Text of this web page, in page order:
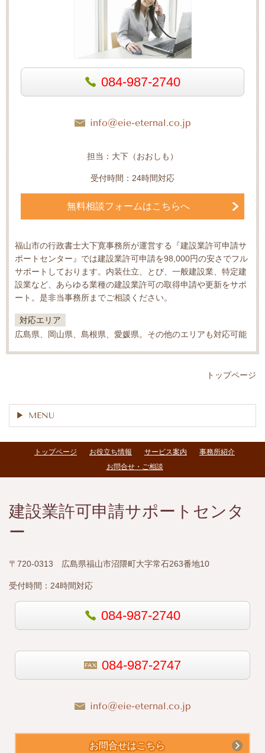
084-987-2740
info@eie-eternal.co.jp
担当：大下（おおしも）
受付時間：24時間対応
無料相談フォームはこちらへ
福山市の行政書士大下寛事務所が運営する『建設業許可申請サ
ポートセンター』では建設業許可申請を98,000円の安さでフル
サポートしております。内装仕立、とび、一般建設業、特定建
設業など、あらゆる業種の建設業許可の取得申請や更新をサポ
ート。是非当事務所までご相談ください。
対応エリア
広島県、岡山県、島根県、愛媛県。その他のエリアも対応可能
トップページ
MENU
トップページ お役立ち情報 サービス案内
事務所紹介
お問合せ・ご相談
建設業許可申請サポートセンタ
ー
〒720-0313 広島県福山市沼隈町大字常石263番地10
受付時間： 24時間対応
084-987-2740
084-987-2747
info@eie-eternal.co.jp
お問合せはこちら